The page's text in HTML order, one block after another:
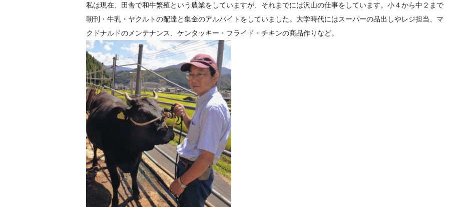
私は現在、田舎で和牛繁殖という農業をしていますが、それまでには沢山の仕事をしています。小４から中２まで
朝刊・牛乳・ヤクルトの配達と集金のアルバイトをしていました。大学時代にはスーパーの品出しやレジ担当、マ
クドナルドのメンテナンス、ケンタッキー・フライド・チキンの商品作りなど。